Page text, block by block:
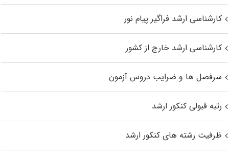
کارشناسی ارشد فراگیر پیام نور
کارشناسی ارشد خارج از کشور
سرفصل ها و ضرایب دروس آزمون
رتبه قبولی کنکور ارشد
ظرفیت رشته های کنکور ارشد